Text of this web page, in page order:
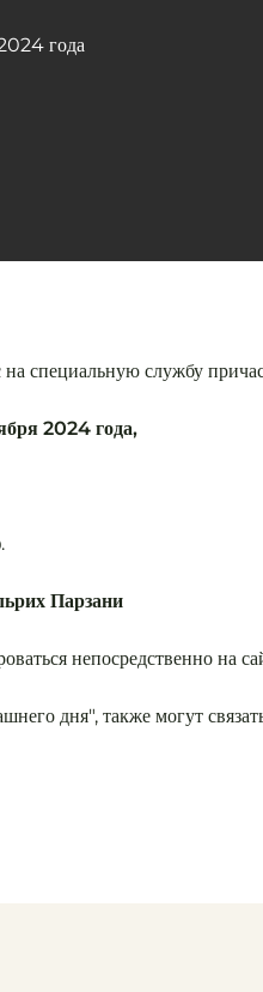
года
специальную службу
2024 года,
Парзани
непосредственно на
дня", также могут